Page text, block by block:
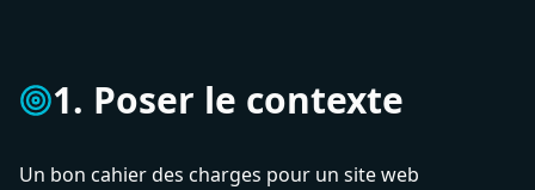
1. Poser le contexte
Un bon cahier des charges pour un site web